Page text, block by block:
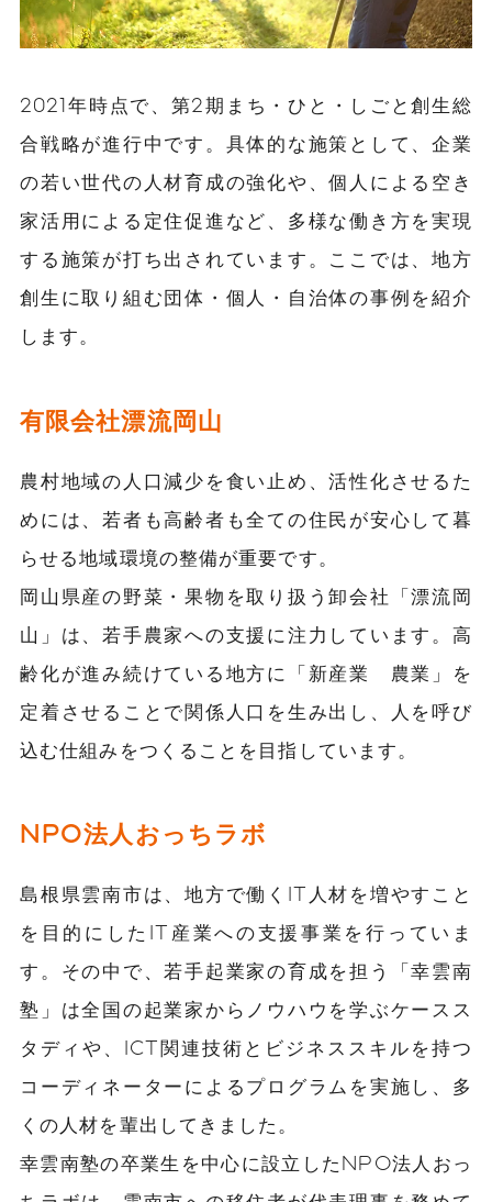
2021年時点で、第2期まち・ひと・しごと創生総
合戦略が進行中です。具体的な施策として、企業
の若い世代の人材育成の強化や、個人による空き
家活用による定住促進など、多様な働き方を実現
する施策が打ち出されています。ここでは、地方
創生に取り組む団体・個人・自治体の事例を紹介
します。
有限会社漂流岡山
農村地域の人口減少を食い止め、活性化させるた
めには、若者も高齢者も全ての住民が安心して暮
らせる地域環境の整備が重要です。
岡山県産の野菜・果物を取り扱う卸会社「漂流岡
山」は、若手農家への支援に注力しています。高
齢化が進み続けている地方に「新産業 農業」を
定着させることで関係人口を生み出し、人を呼び
込む仕組みをつくることを目指しています。
NPO法人おっちラボ
島根県雲南市は、地方で働くIT人材を増やすこと
を目的にしたIT産業への支援事業を行っていま
す。その中で、若手起業家の育成を担う「幸雲南
塾」は全国の起業家からノウハウを学ぶケースス
タディや、ICT関連技術とビジネススキルを持つ
コーディネーターによるプログラムを実施し、多
くの人材を輩出してきました。
幸雲南塾の卒業生を中心に設立したNPO法人おっ